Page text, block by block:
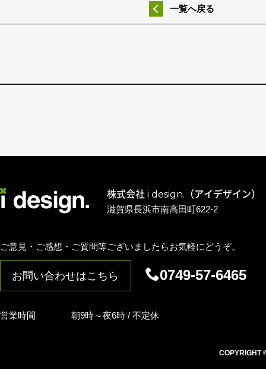
一覧へ戻る
株式会社 i design.（アイデザイン）
滋賀県長浜市南高田町622-2
ご意見・ご感想・ご質問等ございましたらお気軽にどうぞ。
お問い合わせはこちら 0749-57-6465
営業時間 朝9時～夜6時 / 不定休